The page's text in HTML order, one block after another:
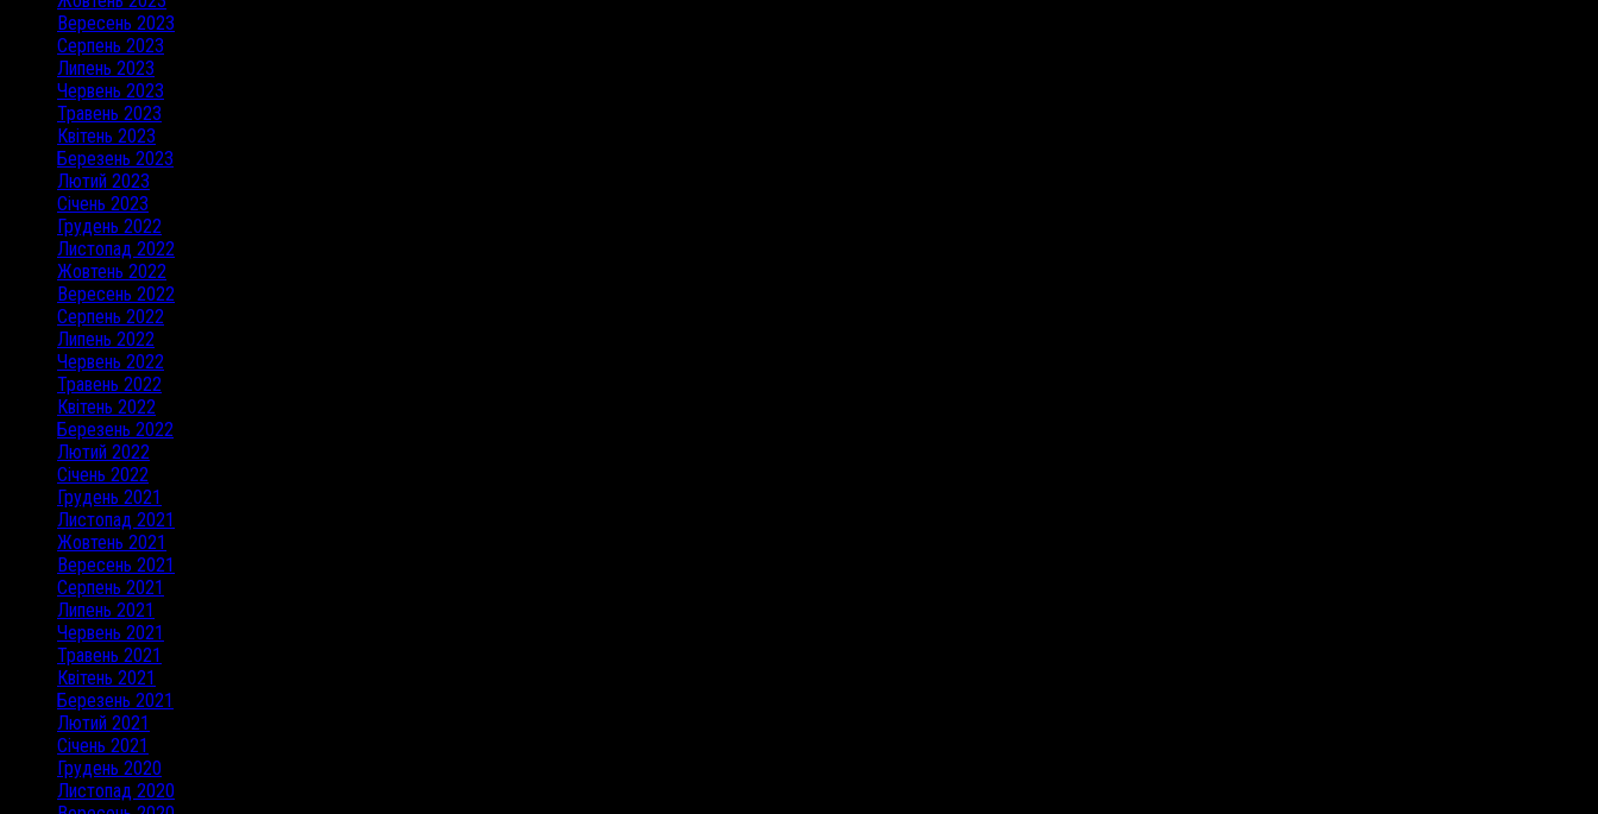
Вересень 2023
Серпень 2023
Липень 2023
Червень 2023
Травень 2023
Квітень 2023
Березень 2023
Лютий 2023
Січень 2023
Грудень 2022
Листопад 2022
Жовтень 2022
Вересень 2022
Серпень 2022
Липень 2022
Червень 2022
Травень 2022
Квітень 2022
Березень 2022
Лютий 2022
Січень 2022
Грудень 2021
Листопад 2021
Жовтень 2021
Вересень 2021
Серпень 2021
Липень 2021
Червень 2021
Травень 2021
Квітень 2021
Березень 2021
Лютий 2021
Січень 2021
Грудень 2020
Листопад 2020